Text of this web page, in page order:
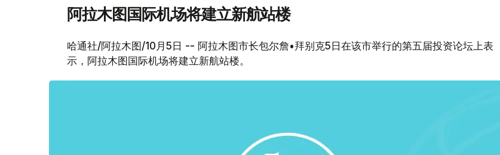
阿拉木图国际机场将建立新航站楼
哈通社/阿拉木图/10月5日 -- 阿拉木图市长包尔詹•拜别克5日在该市举行的第五届投资论坛上表
示，阿拉木图国际机场将建立新航站楼。